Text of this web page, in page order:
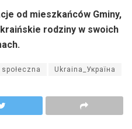
od mieszkańców Gminy,
rodziny w swoich
Ukraina_Україна